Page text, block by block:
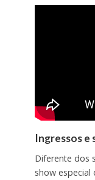
Ingressos e
Diferente dos
show especial